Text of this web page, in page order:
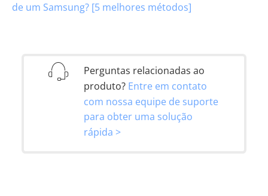
de um Samsung? [5 melhores métodos]
Perguntas relacionadas ao
produto? Entre em contato
com nossa equipe de suporte
para obter uma solução
rápida >